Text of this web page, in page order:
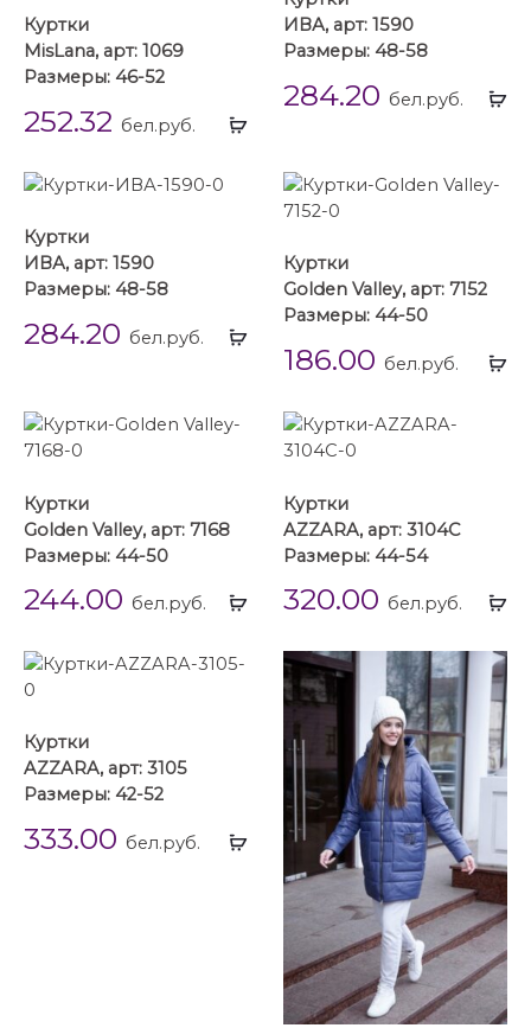
Выбрать
Куртки
MisLana, арт: 1069
Размеры: 46-52
252.32 бел.руб.
ИВА, арт: 1590
Размеры: 48-58
284.20 бел.руб.
Выбрать
Куртки
ИВА, арт: 1590
Размеры: 48-58
284.20 бел.руб.
Куртки
Golden Valley, арт: 7152
Размеры: 44-50
186.00 бел.руб.
Выбрать
Куртки
Golden Valley, арт: 7168
Размеры: 44-50
244.00 бел.руб.
Куртки
AZZARA, арт: 3104С
Размеры: 44-54
320.00 бел.руб.
Выбрать
Куртки
AZZARA, арт: 3105
Размеры: 42-52
333.00 бел.руб.